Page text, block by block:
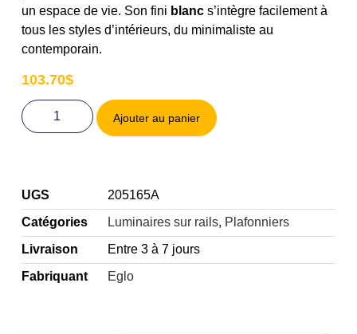
un espace de vie. Son fini blancs’intègre facilement à
tous les styles d’intérieurs, du minimaliste au
contemporain.
103.70$
Ajouter au panier
UGS
205165A
Catégories
Luminaires sur rails, Plafonniers
Livraison
Entre 3 à 7 jours
Fabriquant
Eglo